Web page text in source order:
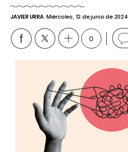
JAVIER URRA Miércoles, 12 de junio de 2024
0